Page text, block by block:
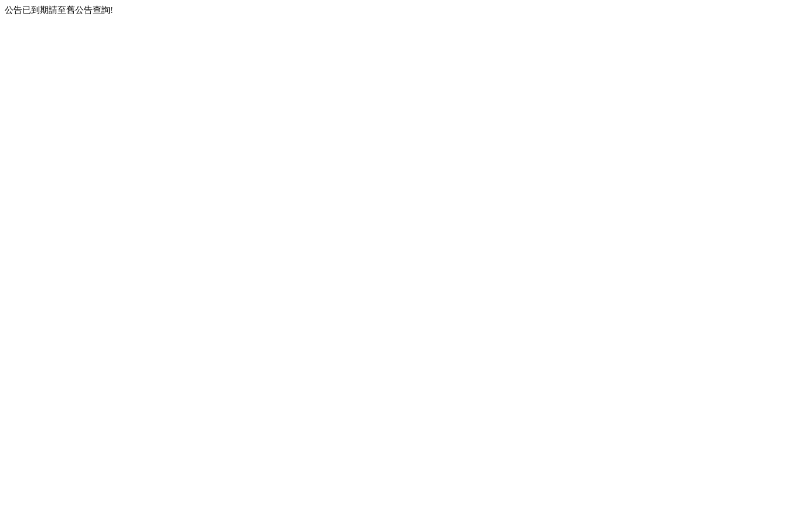
公告已到期請至舊公告查詢!